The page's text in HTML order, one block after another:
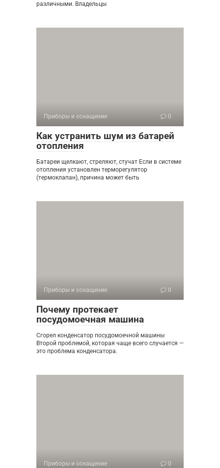
различными. Владельцы
Приборы и оснащение 0
Как устранить шум из батарей
отопления
Батареи щелкают, стреляют, стучат Если в системе
отопления установлен терморегулятор
(термоклапан), причина может быть
Приборы и оснащение 0
Почему протекает
посудомоечная машина
Сгорел конденсатор посудомоечной машины
Второй проблемой, которая чаще всего случается —
это проблема конденсатора.
Приборы и оснащение 0